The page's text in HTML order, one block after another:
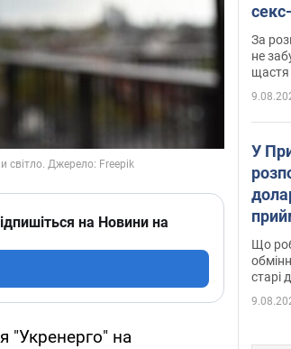
на Новини на
"Укренерго" на
який
За
не
щастя
У
та
Що
старі